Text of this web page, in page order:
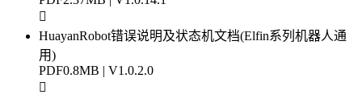
HuayanRobot错误说明及状态机文档(Elfin系列机器人通
用)
PDF0.8MB | V1.0.2.0